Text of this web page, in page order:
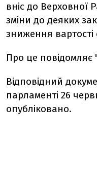
вніс до Верховної
зміни до деяких
зниження вартості
Про це повідомляє
Відповідний
парламенті 26
опубліковано.